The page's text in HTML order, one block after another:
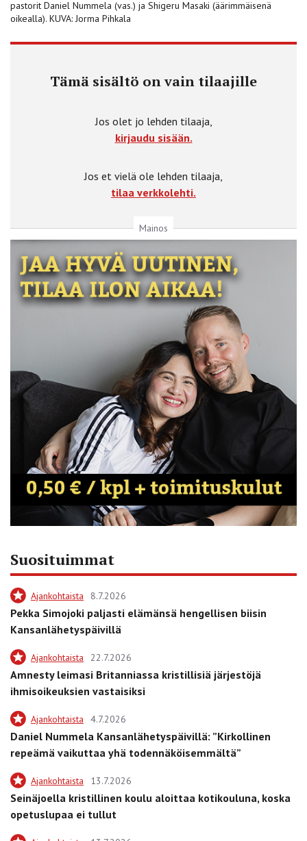
pastorit Daniel Nummela (vas.) ja Shigeru Masaki (äärimmäisenä
oikealla). KUVA: Jorma Pihkala
Tämä sisältö on vain tilaajille
Jos olet jo lehden tilaaja,
kirjaudu sisään.
Jos et vielä ole lehden tilaaja,
tilaa verkkolehti.
Mainos
Suosituimmat
Ajankohtaista 8.7.2026
Pekka Simojoki paljasti elämänsä hengellisen biisin
Kansanlähetyspäivillä
Ajankohtaista 22.7.2026
Amnesty leimasi Britanniassa kristillisiä järjestöjä
ihmisoikeuksien vastaisiksi
Ajankohtaista 4.7.2026
Daniel Nummela Kansanlähetyspäivillä: ”Kirkollinen
repeämä vaikuttaa yhä todennäköisemmältä”
Ajankohtaista 13.7.2026
Seinäjoella kristillinen koulu aloittaa kotikouluna, koska
opetuslupaa ei tullut